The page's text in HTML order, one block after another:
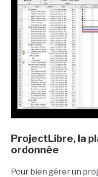
ProjectLibre, la
ordonnée
Pour bien gérer un